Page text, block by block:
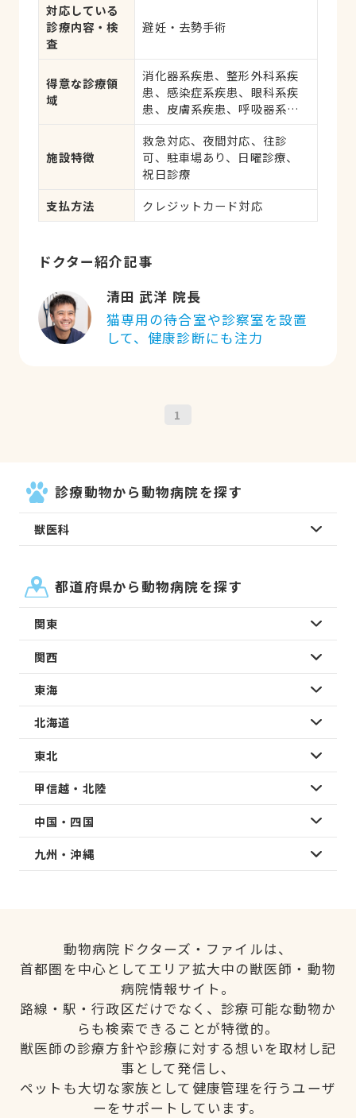
対応している
診療内容・検
査
避妊・去勢手術
得意な診療領
域
消化器系疾患、整形外科系疾
患、感染症系疾患、眼科系疾
患、皮膚系疾患、呼吸器系疾
瘍・がん
施設特徴
救急対応、夜間対応、往診
可、駐車場あり、日曜診療、
祝日診療
支払方法
クレジットカード対応
ドクター紹介記事
清田 武洋 院長
猫専用の待合室や診察室を設置
して、健康診断にも注力
1
診療動物から動物病院を探す
獣医科
都道府県から動物病院を探す
関東
関西
東海
北海道
東北
甲信越・北陸
中国・四国
九州・沖縄
動物病院ドクターズ・ファイルは、
首都圏を中心としてエリア拡大中の獣医師・動物
病院情報サイト。
路線・駅・行政区だけでなく、診療可能な動物か
らも検索できることが特徴的。
獣医師の診療方針や診療に対する想いを取材し記
事として発信し、
ペットも大切な家族として健康管理を行うユーザ
ーをサポートしています。